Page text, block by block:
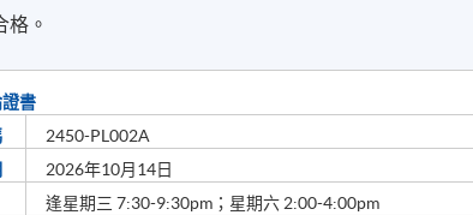
格。
書
2450-PL002A
2026年10月14日
逢星期三 7:30-9:30pm；星期六 2:00-4:00pm